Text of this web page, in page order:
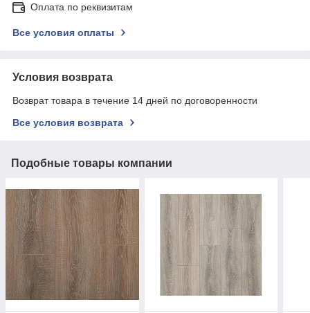
Оплата по реквизитам
Все условия оплаты
Условия возврата
Возврат товара в течение 14 дней по договоренности
Все условия возврата
Подобные товары компании